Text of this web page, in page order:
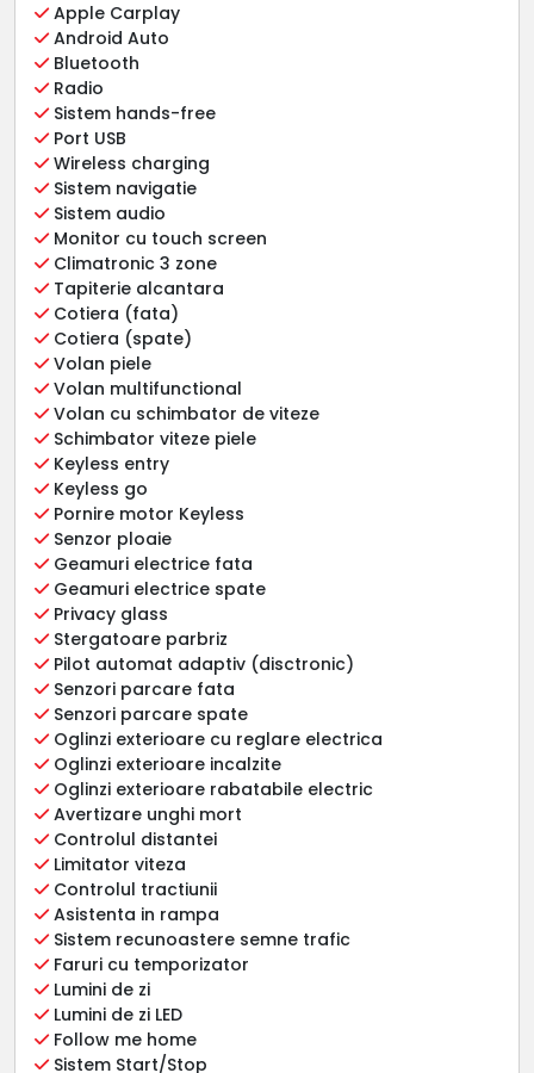
Apple Carplay
Android Auto
Bluetooth
Radio
Sistem hands-free
Port USB
Wireless charging
Sistem navigatie
Sistem audio
Monitor cu touch screen
Climatronic 3 zone
Tapiterie alcantara
Cotiera (fata)
Cotiera (spate)
Volan piele
Volan multifunctional
Volan cu schimbator de viteze
Schimbator viteze piele
Keyless entry
Keyless go
Pornire motor Keyless
Senzor ploaie
Geamuri electrice fata
Geamuri electrice spate
Privacy glass
Stergatoare parbriz
Pilot automat adaptiv (disctronic)
Senzori parcare fata
Senzori parcare spate
Oglinzi exterioare cu reglare electrica
Oglinzi exterioare incalzite
Oglinzi exterioare rabatabile electric
Avertizare unghi mort
Controlul distantei
Limitator viteza
Controlul tractiunii
Asistenta in rampa
Sistem recunoastere semne trafic
Faruri cu temporizator
Lumini de zi
Lumini de zi LED
Follow me home
Sistem Start/Stop